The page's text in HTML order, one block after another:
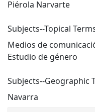
Piérola Narvarte
Subjects--Topical
Medios de
Estudio de género
Subjects--Geographic
Navarra